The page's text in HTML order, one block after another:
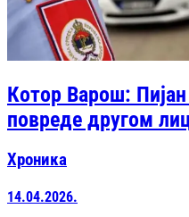
Котор Варош:
повреде другом
Хроника
14.04.2026.